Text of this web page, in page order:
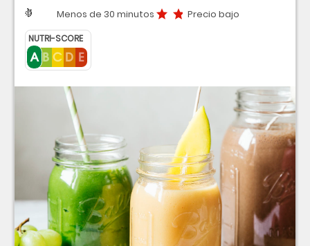
Dificultad
Tiempo Menos de 30 minutos
Precio bajo Precio bajo
NUTRI-SCORE